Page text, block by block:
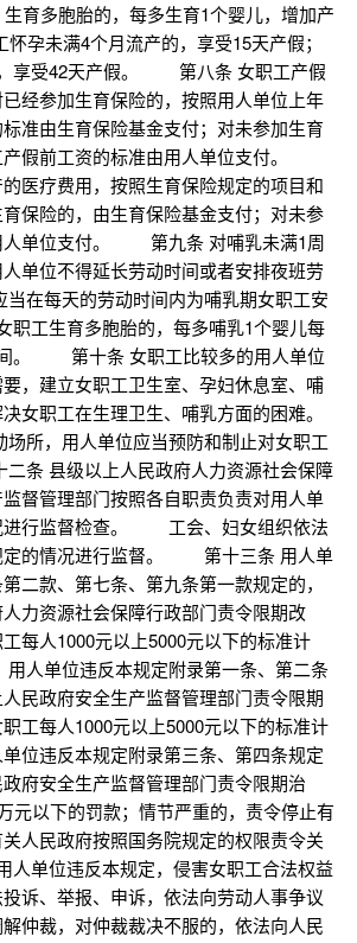
育多胞胎的，每多生育1个婴儿，增加产
未满4个月流产的，享受15天产假；
享受42天产假。 第八条 女职工产假
经参加生育保险的，按照用人单位上年
准由生育保险基金支付；对未参加生育
产假前工资的标准由用人单位支付。
医疗费用，按照生育保险规定的项目和
保险的，由生育保险基金支付；对未参
人单位支付。 第九条 对哺乳未满1周
单位不得延长劳动时间或者安排夜班劳
每天的劳动时间内为哺乳期女职工安
职工生育多胞胎的，每多哺乳1个婴儿每
间。 第十条 女职工比较多的用人单位
，建立女职工卫生室、孕妇休息室、哺
女职工在生理卫生、哺乳方面的困难。
所，用人单位应当预防和制止对女职工
县级以上人民政府人力资源社会保障
督管理部门按照各自职责负责对用人单
进行监督检查。 工会、妇女组织依法
定的情况进行监督。 第十三条 用人单
二款、第七条、第九条第一款规定的，
力资源社会保障行政部门责令限期改
每人1000元以上5000元以下的标准计
单位违反本规定附录第一条、第二条
民政府安全生产监督管理部门责令限期
工每人1000元以上5000元以下的标准计
位违反本规定附录第三条、第四条规定
府安全生产监督管理部门责令限期治
元以下的罚款；情节严重的，责令停止有
人民政府按照国务院规定的权限责令关
位违反本规定，侵害女职工合法权益
诉、举报、申诉，依法向劳动人事争议
仲裁，对仲裁裁决不服的，依法向人民